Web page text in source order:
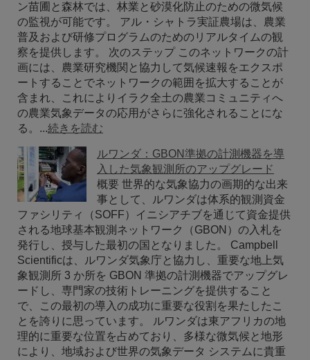
ン苗圃と森林では、林業と砂漠化防止のための微気候
の監視が可能です。 アル・シャトラ実証農場は、農業
普及および研修プログラムのためのリアルタイムの観
察を提供します。 次のステップ このネットワークの計
画には、農業研究機関と協力して気候速報をエクスポ
ートすることでネットワークの範囲を拡大することが
含まれ、これによりイラク全土の農業コミュニティへ
の農業気象データの応用がさらに強化されることにな
る。...続きを読む
ルワンダ：GBON準拠の計測機器を導
入した気象観測所のアップグレード
概要 世界的な気象協力の画期的な出来
事として、ルワンダは体系的観測資金
ファシリティ（SOFF）イニシアチブを通じて資金提供
される地球基本観測ネットワーク（GBON）の入札を
発行し、授与した最初の国となりました。 Campbell
Scientificは、ルワンダ気象庁と協力し、重要な地上気
象観測所 3 か所を GBON 準拠の計測機器でアップグレ
ードし、専門家の技術トレーニングを提供すること
で、この最初の導入の成功に重要な役割を果たしたこ
とを誇りに思っています。 ルワンダは東アフリカの地
理的に重要な位置を占めており、多様な微気候と地形
により、地域および世界の気象データ システムに貴重